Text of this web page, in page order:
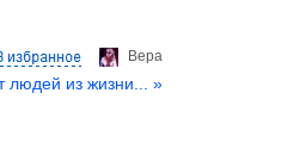
Верa
людей из жизни... »